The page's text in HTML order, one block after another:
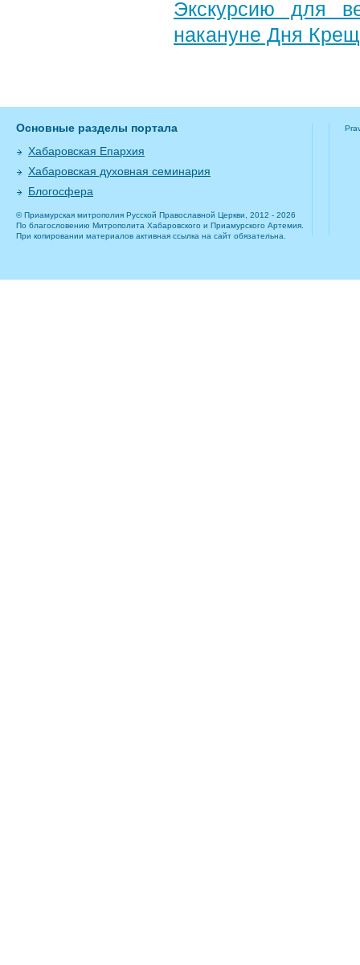
Экскурсию для
накануне Дня
Основные разделы портала
Хабаровская Епархия
Хабаровская духовная семинария
Блогосфера
© Приамурская митрополия Русской Православной Церкви, 2012 - 2026
По благословению Митрополита Хабаровского и Приамурского Артемия.
При копировании материалов активная ссылка на сайт обязательна.